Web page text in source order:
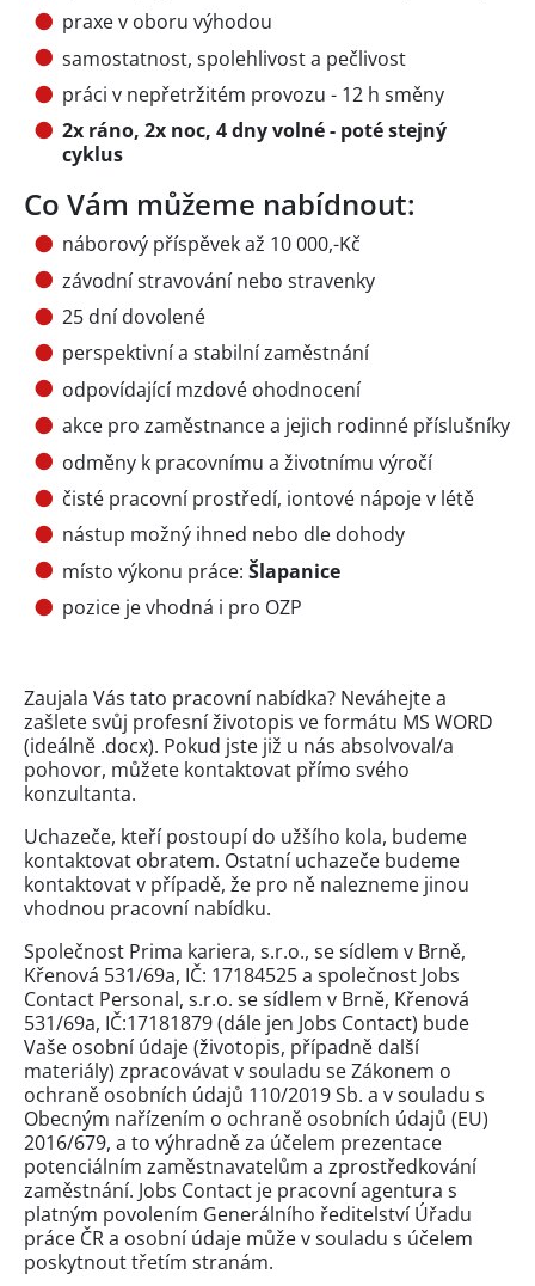
praxe v oboru výhodou
samostatnost, spolehlivost a pečlivost
práci v nepřetržitém provozu - 12 h směny
2x ráno, 2x noc, 4 dny volné - poté stejný
cyklus
Co Vám můžeme nabídnout:
náborový příspěvek až 10 000,-Kč
závodní stravování nebo stravenky
25 dní dovolené
perspektivní a stabilní zaměstnání
odpovídající mzdové ohodnocení
akce pro zaměstnance a jejich rodinné příslušníky
odměny k pracovnímu a životnímu výročí
čisté pracovní prostředí, iontové nápoje v létě
nástup možný ihned nebo dle dohody
místo výkonu práce: Šlapanice
pozice je vhodná i pro OZP
Zaujala Vás tato pracovní nabídka? Neváhejte a
zašlete svůj profesní životopis ve formátu MS WORD
(ideálně .docx). Pokud jste již u nás absolvoval/a
pohovor, můžete kontaktovat přímo svého
konzultanta.
Uchazeče, kteří postoupí do užšího kola, budeme
kontaktovat obratem. Ostatní uchazeče budeme
kontaktovat v případě, že pro ně nalezneme jinou
vhodnou pracovní nabídku.
Společnost Prima kariera, s.r.o., se sídlem v Brně,
Křenová 531/69a, IČ: 17184525 a společnost Jobs
Contact Personal, s.r.o. se sídlem v Brně, Křenová
531/69a, IČ:17181879 (dále jen Jobs Contact) bude
Vaše osobní údaje (životopis, případně další
materiály) zpracovávat v souladu se Zákonem o
ochraně osobních údajů 110/2019 Sb. a v souladu s
Obecným nařízením o ochraně osobních údajů (EU)
2016/679, a to výhradně za účelem prezentace
potenciálním zaměstnavatelům a zprostředkování
zaměstnání. Jobs Contact je pracovní agentura s
platným povolením Generálního ředitelství Úřadu
práce ČR a osobní údaje může v souladu s účelem
poskytnout třetím stranám.